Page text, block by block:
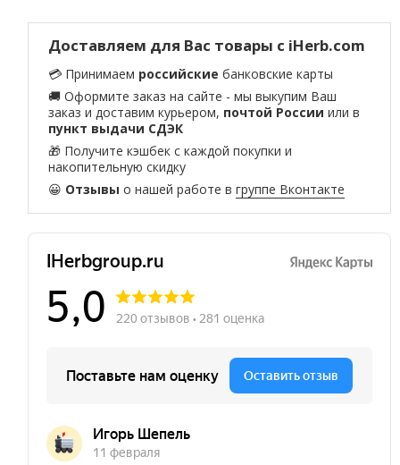
Доставляем для Вас товары с iHerb.com
💳 Принимаем российские банковские карты
🚚 Оформите заказ на сайте - мы выкупим Ваш
заказ и доставим курьером, почтой России или в
пункт выдачи СДЭК
🎁 Получите кэшбек с каждой покупки и
накопительную скидку
😀 Отзывы о нашей работе вгруппе Вконтакте